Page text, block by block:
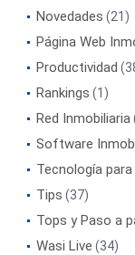
Novedades (21)
Página Web
Productividad
Rankings (1)
Red Inmobiliaria
Software
Tecnología
Tips (37)
Tops y Paso a
Wasi Live (34)